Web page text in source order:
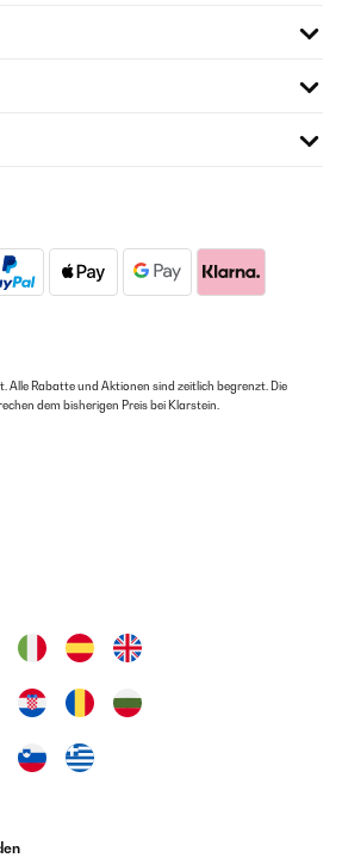
Alle Rabatte und Aktionen sind zeitlich begrenzt. Die
dem bisherigen Preis bei Klarstein.